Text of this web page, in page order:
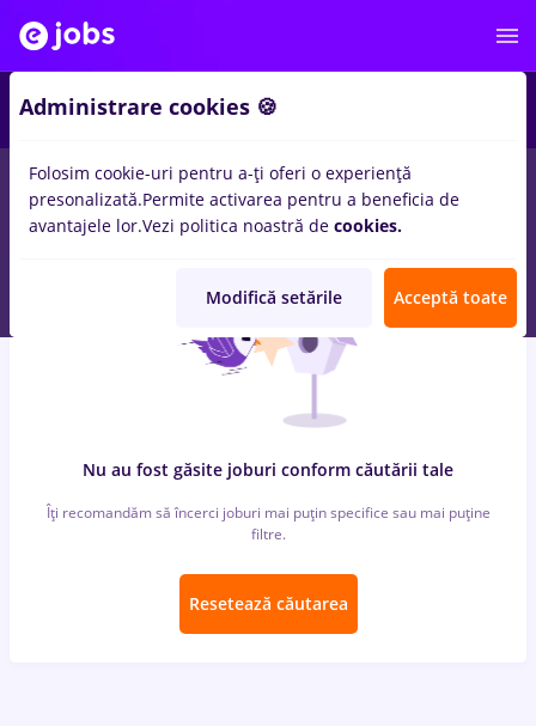
locuri de muncacu salarii avocatin Bucurestipentru
experientainBanci, Medicina / Sanatate
Nu au fost găsite joburi conform căutării tale
Îți recomandăm să încerci joburi mai puțin specifice sau mai puține
filtre.
Resetează căutarea
Administrare cookies 🍪
Folosim cookie-uri pentru a-ți oferi o experiență
presonalizată.Permite activarea pentru a beneficia de
avantajele lor.Vezi politica noastră de cookies.
Modifică setările Acceptă toate